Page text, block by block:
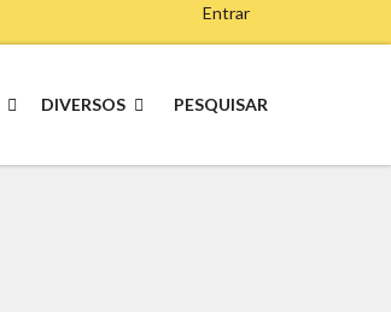
Entrar
DIVERSOS PESQUISAR